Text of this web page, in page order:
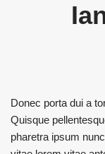
Donec porta dui a
Quisque
pharetra ipsum